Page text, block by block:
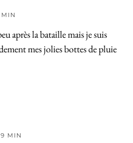
MIN
après la bataille mais je suis
mes jolies bottes de pluie
MIN